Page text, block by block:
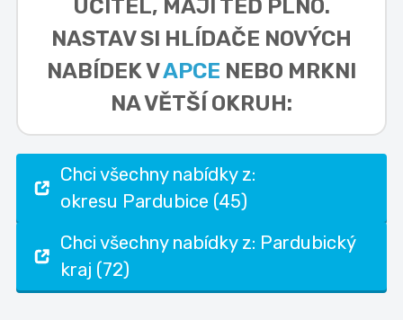
UČITEL, MAJÍ TEĎ PLNO.
NASTAV SI HLÍDAČE NOVÝCH
NABÍDEK VAPCE NEBO MRKNI
NA VĚTŠÍ OKRUH:
Chci všechny nabídky z:
okresu Pardubice (45)
Chci všechny nabídky z: Pardubický
kraj (72)